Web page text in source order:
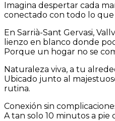
Imagina despertar cada
conectado con todo lo
En Sarrià-Sant Gervasi,
lienzo en blanco donde
Porque un hogar no se
Naturaleza viva, a tu
Ubicado junto al
rutina.
Conexión sin
A tan solo 10 minutos a